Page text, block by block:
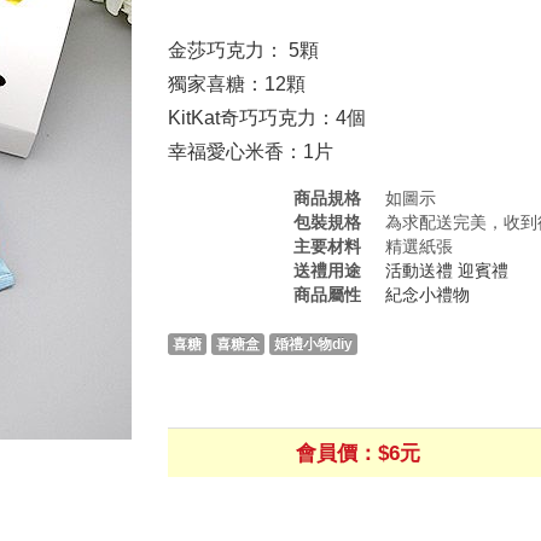
金莎巧克力： 5顆
獨家喜糖：12顆
KitKat奇巧巧克力：4個
幸福愛心米香：1片
商品規格
如圖示
包裝規格
為求配送完美，收
主要材料
精選紙張
送禮用途
活動送禮 迎賓禮
商品屬性
紀念小禮物
喜糖 喜糖盒 婚禮小物diy
會員價：$6元